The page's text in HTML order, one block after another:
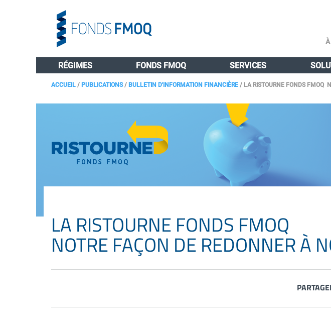
RÉGIMES FONDS FMOQ SERVICES
ACCUEIL/PUBLICATIONS/BULLETIN D'INFORMATION FINANCIÈRE/ LA RISTOURNE FONDS FMOQ
LA RISTOURNE FONDS FMOQ
NOTRE FAÇON DE REDONNER À